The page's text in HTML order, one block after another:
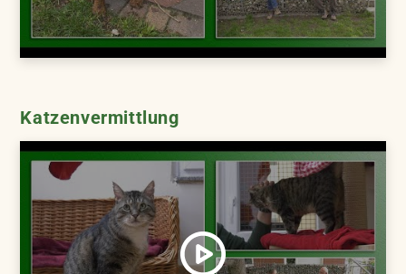
Katzenvermittlung